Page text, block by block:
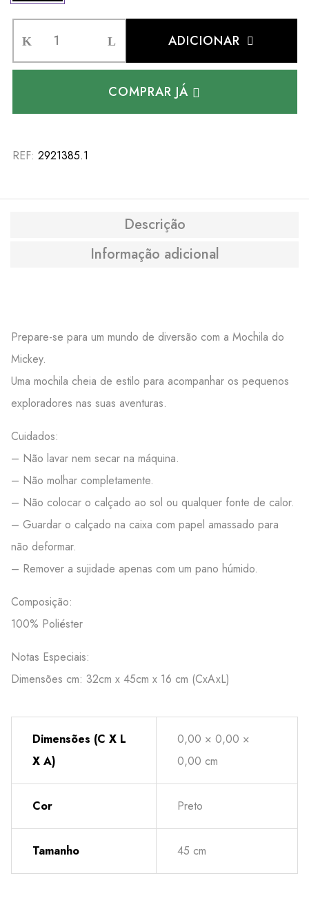
ADICIONAR
COMPRAR JÁ
REF: 2921385.1
Descrição
Informação adicional
Prepare-se para um mundo de diversão com a Mochila do
Mickey.
Uma mochila cheia de estilo para acompanhar os pequenos
exploradores nas suas aventuras.
Cuidados:
– Não lavar nem secar na máquina.
– Não molhar completamente.
– Não colocar o calçado ao sol ou qualquer fonte de calor.
– Guardar o calçado na caixa com papel amassado para
não deformar.
– Remover a sujidade apenas com um pano húmido.
Composição:
100% Poliéster
Notas Especiais:
Dimensões cm: 32cm x 45cm x 16 cm (CxAxL)
Dimensões (C X L
X A)
0,00 × 0,00 ×
0,00 cm
Cor Preto
Tamanho 45 cm